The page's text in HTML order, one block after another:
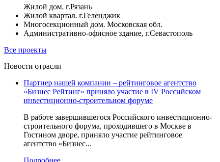
Жилой дом. г.Рязань
Жилой квартал. г.Геленджик
Многосекционный дом. Московская обл.
Административно-офисное здание, г.Севастополь
Все проекты
Новости отрасли
Партнер нашей компании – рейтинговое агентство
«Бизнес Рейтинг» приняло участие в IV Российском
инвестиционно-строительном форуме
В работе завершившегося Российского инвестиционно-
строительного форума, проходившего в Москве в
Гостином дворе, приняло участие рейтинговое
агентство «Бизнес...
Подробнее...